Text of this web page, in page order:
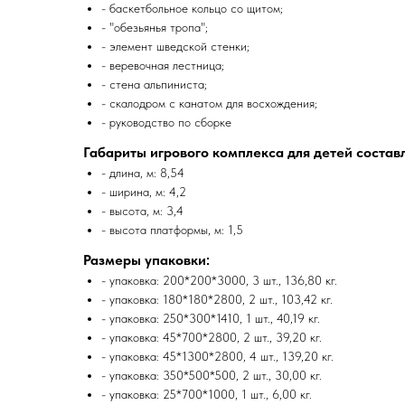
- баскетбольное кольцо со щитом;
- "обезьянья тропа";
- элемент шведской стенки;
- веревочная лестница;
- стена альпиниста;
- скалодром с канатом для восхождения;
- руководство по сборке
Габариты игрового комплекса для детей
- длина, м: 8,54
- ширина, м: 4,2
- высота, м: 3,4
- высота платформы, м: 1,5
Размеры упаковки:
- упаковка: 200*200*3000, 3 шт., 136,80 кг.
- упаковка: 180*180*2800, 2 шт., 103,42 кг.
- упаковка: 250*300*1410, 1 шт., 40,19 кг.
- упаковка: 45*700*2800, 2 шт., 39,20 кг.
- упаковка: 45*1300*2800, 4 шт., 139,20 кг.
- упаковка: 350*500*500, 2 шт., 30,00 кг.
- упаковка: 25*700*1000, 1 шт., 6,00 кг.